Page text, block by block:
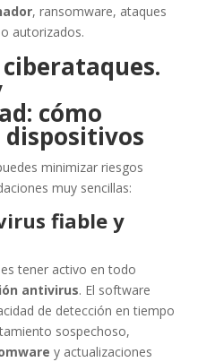
, ransomware, ataques
autorizados.
cómo
minimizar riesgos
muy sencillas:
fiable y
tener activo en todo
antivirus. El software
de detección en tiempo
sospechoso,
y actualizaciones